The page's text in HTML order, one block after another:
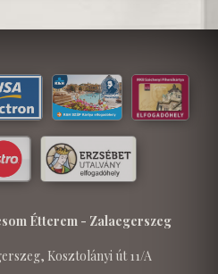
Étterem - Zalaegerszeg
Kosztolányi út 11/A